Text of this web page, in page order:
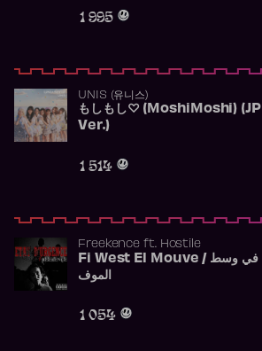
1 995
UNIS (유니스)
もしもし♡ (MoshiMoshi) (JP
Ver.)
1 514
Freekence ft. Hostile
Fi West El Mouve / في وسط
الموف
1 054